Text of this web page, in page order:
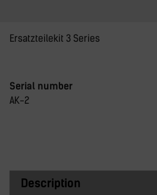
Ersatzteilekit 3 Series
Serial number
AK-2
Description